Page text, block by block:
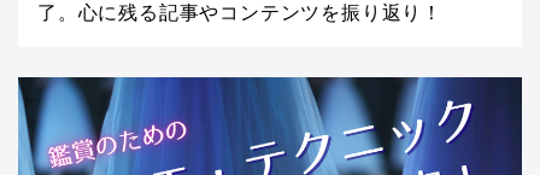
了。心に残る記事やコンテンツを振り返り！